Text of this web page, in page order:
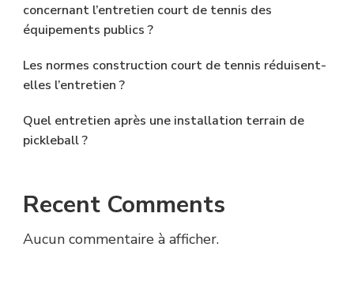
concernant l’entretien court de tennis des
équipements publics ?
Les normes construction court de tennis réduisent-
elles l’entretien ?
Quel entretien après une installation terrain de
pickleball ?
Recent Comments
Aucun commentaire à afficher.